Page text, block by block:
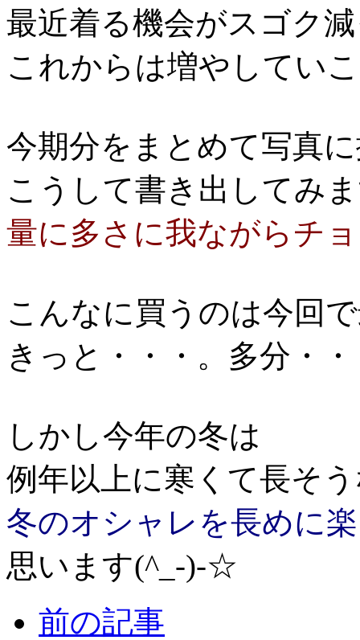
最近着る機会がスゴク
これからは増やしてい
今期分をまとめて写真
こうして書き出してみ
量に多さに我ながらチ
こんなに買うのは今回
きっと・・・。多分・
しかし今年の冬は
例年以上に寒くて長そ
冬のオシャレを長めに
思います(^_-)-☆
前の記事